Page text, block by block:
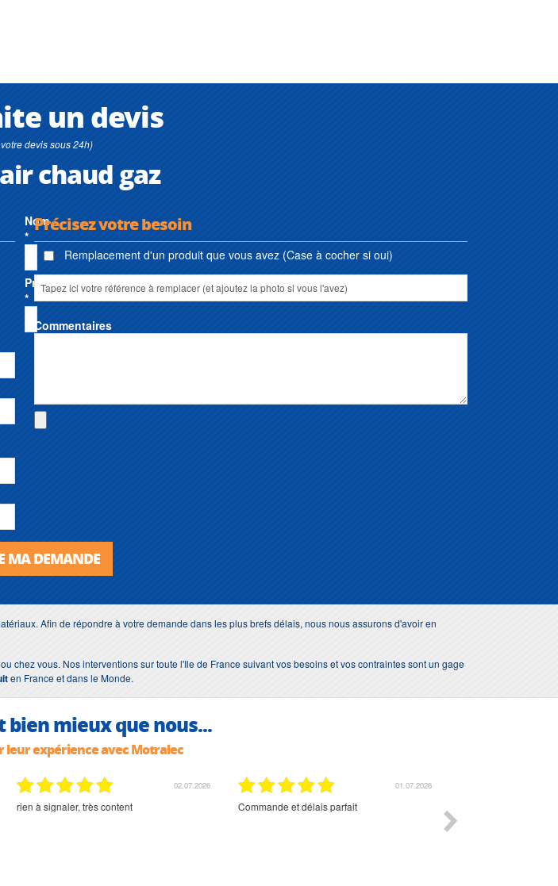
un devis
devis sous 24h)
chaud gaz
Nom
*
Prénom
*
Précisez votre besoin
Remplacement d'un produit que vous avez (Case à cocher si oui)
Commentaires
MA DEMANDE
Afin de répondre à votre demande dans les plus brefs délais, nous nous assurons d'avoir en
chez vous. Nos interventions sur toute l'Ile de France suivant vos besoins et vos contraintes sont un gage
en France et dans le Monde.
mieux que nous...
leur expérience avec Motralec
02.07.2026
rien à signaler, très content
01.07.2026
Commande et délais parfait